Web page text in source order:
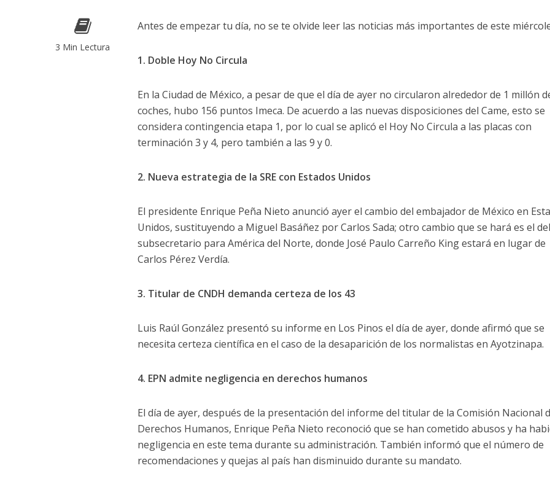
3 Min Lectura
Antes de empezar tu día, no se te olvide leer las noticias más importantes de este
1. Doble Hoy No Circula
En la Ciudad de México, a pesar de que el día de ayer no circularon alrededor de 1 millón
coches, hubo 156 puntos Imeca. De acuerdo a las nuevas disposiciones del Came, esto se
considera contingencia etapa 1, por lo cual se aplicó el Hoy No Circula a las placas con
terminación 3 y 4, pero también a las 9 y 0.
2. Nueva estrategia de la SRE con Estados Unidos
El presidente Enrique Peña Nieto anunció ayer el cambio del embajador de México en
Unidos, sustituyendo a Miguel Basáñez por Carlos Sada; otro cambio que se hará es el del
subsecretario para América del Norte, donde José Paulo Carreño King estará en lugar de
Carlos Pérez Verdía.
3. Titular de CNDH demanda certeza de los 43
Luis Raúl González presentó su informe en Los Pinos el día de ayer, donde afirmó que se
necesita certeza científica en el caso de la desaparición de los normalistas en Ayotzinapa.
4. EPN admite negligencia en derechos humanos
El día de ayer, después de la presentación del informe del titular de la Comisión Nacional
Derechos Humanos, Enrique Peña Nieto reconoció que se han cometido abusos y ha
negligencia en este tema durante su administración. También informó que el número de
recomendaciones y quejas al país han disminuido durante su mandato.